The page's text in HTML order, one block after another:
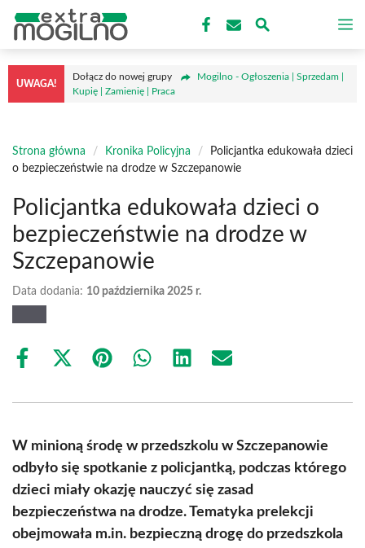
treści
UWAGA!
Dołącz do nowej grupy
Mogilno - Ogłoszenia | Sprzedam |
Kupię | Zamienię | Praca
Strona główna / Kronika Policyjna /
Policjantka edukowała dzieci
o bezpieczeństwie na drodze w Szczepanowie
Policjantka edukowała dzieci o
bezpieczeństwie na drodze w
Szczepanowie
Data dodania: 10 października 2025 r.
Share
Share
(Twitter)
Share Share Share Share
W minioną środę w przedszkolu w Szczepanowie
odbyło się spotkanie z policjantką, podczas którego
dzieci miały okazję nauczyć się zasad
bezpieczeństwa na drodze. Tematyka prelekcji
obejmowała m.in. bezpieczną drogę do przedszkola